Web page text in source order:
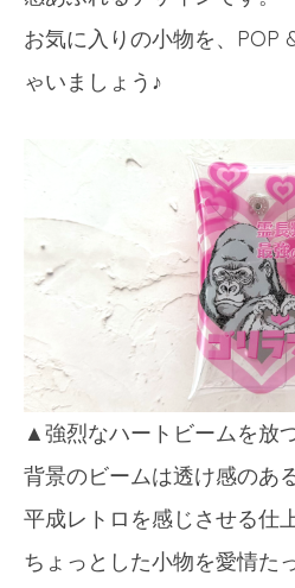
お気に入りの小物を、POP
ゃいましょう♪
▲強烈なハートビームを放
背景のビームは透け感のあ
平成レトロを感じさせる仕
ちょっとした小物を愛情た